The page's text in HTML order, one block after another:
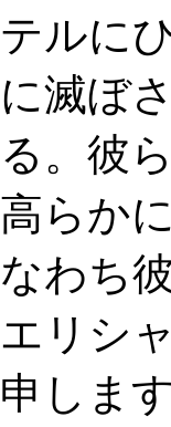
テルに
に滅ぼ
る。彼
高らか
なわち
エリシ
申しま